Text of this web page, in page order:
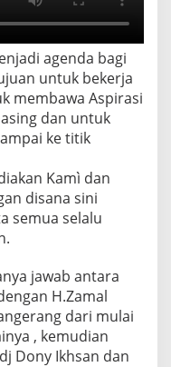
agenda bagi
untuk bekerja
membawa Aspirasi
dan untuk
ke titik
Kamì dan
disana sini
semua selalu
jawab antara
H.Zamal
dari mulai
, kemudian
Dony Ikhsan dan